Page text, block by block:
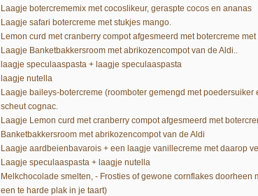
Laagje botercrememix met cocoslikeur, geraspte cocos en ananas
Laagje safari botercreme met stukjes mango.
Lemon curd met cranberry compot afgesmeerd met botercreme
Laagje Banketbakkersroom met abrikozencompot van de Aldi..
laagje speculaaspasta + laagje speculaaspasta
laagje nutella
Laagje baileys-botercreme (roomboter gemengd met
scheut cognac.
Laagje Lemon curd met cranberry compot afgesmeerd met
Banketbakkersroom met abrikozencompot van de Aldi
Laagje aardbeienbavarois + een laagje vanillecreme met daarop
Laagje speculaaspasta + laagje nutella
Melkchocolade smelten, - Frosties of gewone cornflakes
een te harde plak in je taart)